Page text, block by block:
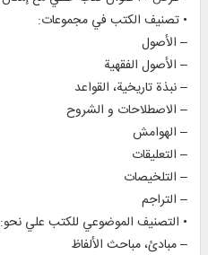
• تصنيف الكتب في مجموعات:
– الأصول
– الأصول الفقهية
– نبذة تاريخية، القواعد
– الاصطلاحات و الشروح
– الهوامش
– التعليقات
– التلخيصات
– التراجم
• التصنيف الموضوعي للكتب علي نحو:
– مبادئ، مباحث الألفاظ